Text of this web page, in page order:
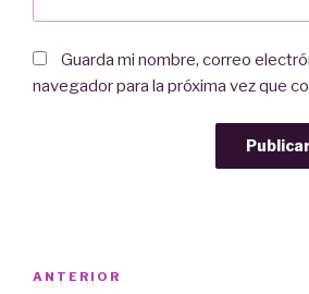
Guarda mi nombre, correo
navegador para la próxima vez que
Entrada
ANTERIOR